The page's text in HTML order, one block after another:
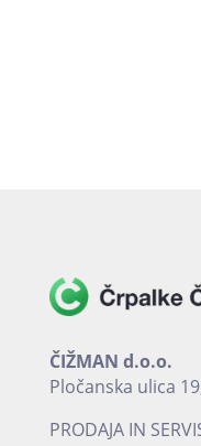
ČIŽMAN d.o.o.
Pločanska ulica
PRODAJA IN